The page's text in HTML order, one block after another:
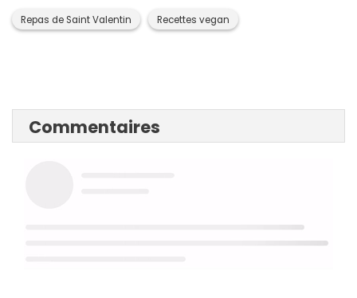
Repas de Saint Valentin Recettes vegan
Commentaires